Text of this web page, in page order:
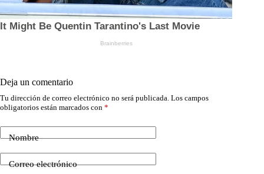
Deja un comentario
Tu dirección de correo electrónico no será publicada. Los campos
obligatorios están marcados con *
Nombre
Correo electrónico